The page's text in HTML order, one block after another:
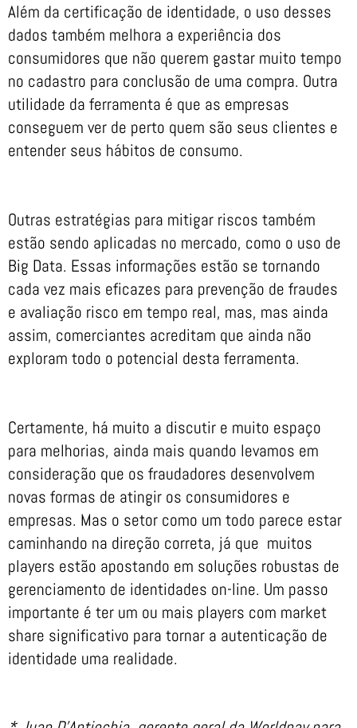
Além da certificação de identidade, o uso desses
dados também melhora a experiência dos
consumidores que não querem gastar muito tempo
no cadastro para conclusão de uma compra. Outra
utilidade da ferramenta é que as empresas
conseguem ver de perto quem são seus clientes e
entender seus hábitos de consumo.
Outras estratégias para mitigar riscos também
estão sendo aplicadas no mercado, como o uso de
Big Data. Essas informações estão se tornando
cada vez mais eficazes para prevenção de fraudes
e avaliação risco em tempo real, mas, mas ainda
assim, comerciantes acreditam que ainda não
exploram todo o potencial desta ferramenta.
Certamente, há muito a discutir e muito espaço
para melhorias, ainda mais quando levamos em
consideração que os fraudadores desenvolvem
novas formas de atingir os consumidores e
empresas. Mas o setor como um todo parece estar
caminhando na direção correta, já que muitos
players estão apostando em soluções robustas de
gerenciamento de identidades on-line. Um passo
importante é ter um ou mais players com market
share significativo para tornar a autenticação de
identidade uma realidade.